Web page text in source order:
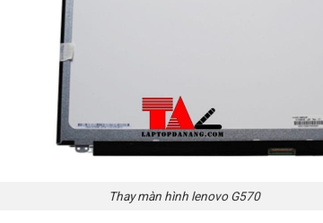
Thay màn hình lenovo G570